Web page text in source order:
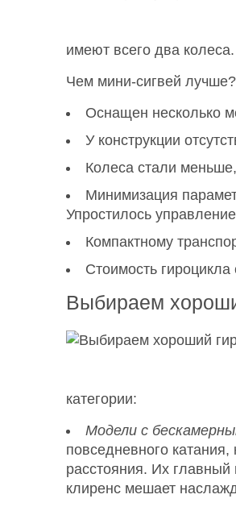
имеют всего два
Чем мини-сигвей лучше?
Оснащен несколько
У конструкции
Колеса стали
Минимизация
Упростилось
Компактному
Стоимость гироцикла
Выбираем
категории:
Модели с
повседневного
расстояния. Их
клиренс мешает